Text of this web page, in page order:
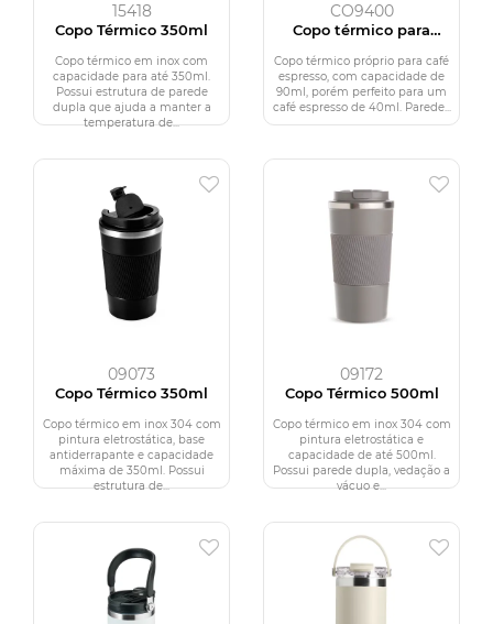
15418
Copo Térmico 350ml
Copo térmico em inox com
capacidade para até 350ml.
Possui estrutura de parede
dupla que ajuda a manter a
temperatura de...
CO9400
Copo térmico para
Copo térmico próprio para café
espresso, com capacidade de
90ml, porém perfeito para um
café espresso de 40ml. Parede...
09073
Copo Térmico 350ml
Copo térmico em inox 304 com
pintura eletrostática, base
antiderrapante e capacidade
máxima de 350ml. Possui
estrutura de...
09172
Copo Térmico 500ml
Copo térmico em inox 304 com
pintura eletrostática e
capacidade de até 500ml.
Possui parede dupla, vedação a
vácuo e...